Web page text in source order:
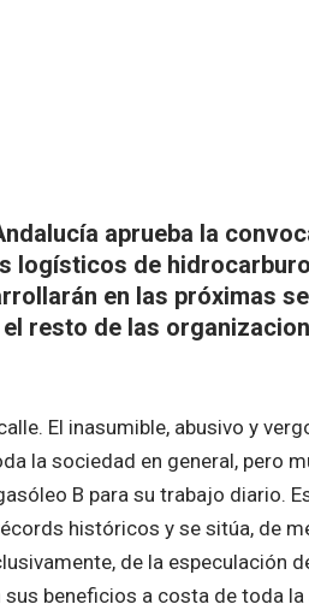
aprueba la
logísticos de
en las próximas
resto de las
El inasumible, abusivo y
la sociedad en general, pero
B para su trabajo diario.
históricos y se sitúa, de
de la especulación
beneficios a costa de toda